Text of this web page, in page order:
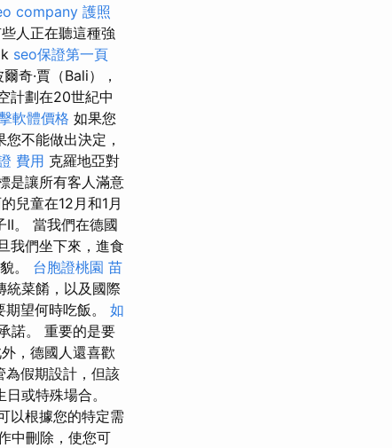
company 護照
人正在聽這種強
seo保證第一頁
奇·賈（Bali），
計劃在20世紀中
軟體價格 如果您
您不能做出決定，
費用 克羅地亞對
是讓所有客人滿意
兒童在12月和1月
II。 當我們在德國
我們坐下來，進食
。 台胞證桃園 苗
菜餚，以及國際
望何時吃飯。 如
諾。 重要的是要
，德國人還喜歡
為假期設計，但該
或特殊場合。
以根據您的特定需
中刪除，使您可